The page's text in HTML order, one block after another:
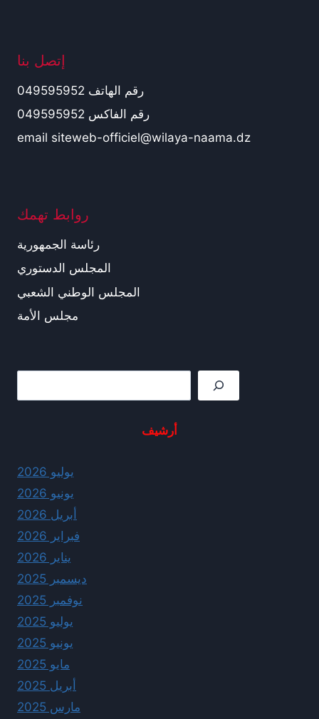
إتصل بنا
رقم الهاتف 049595952
رقم الفاكس 049595952
email siteweb-officiel@wilaya-naama.dz
روابط تهمك
رئاسة الجمهورية
المجلس الدستوري
المجلس الوطني الشعبي
مجلس الأمة
أرشيف
يوليو 2026
يونيو 2026
أبريل 2026
فبراير 2026
يناير 2026
ديسمبر 2025
نوفمبر 2025
يوليو 2025
يونيو 2025
مايو 2025
أبريل 2025
مارس 2025